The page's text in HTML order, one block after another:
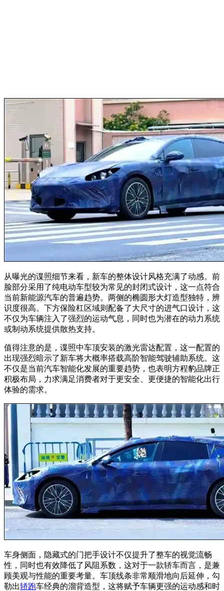
从曝光的谍照细节来看，新车的整体设计风格充满了动感。前
脸部分采用了纯电动车型较为常见的封闭式设计，这一点符合
当前新能源汽车的普遍趋势。两侧的椭圆形大灯造型独特，辨
识度很高。下方保险杠区域则配备了大尺寸的进气口设计，这
不仅为车辆注入了强烈的运动气息，同时也为潜在的动力系统
或制动系统提供散热支持。
值得注意的是，谍照中车顶安装的激光雷达配置，这一配置的
出现强烈暗示了新车将大概率搭载高阶智能驾驶辅助系统。这
不仅是当前汽车智能化发展的重要趋势，也表明方程豹品牌正
积极布局，力求满足消费者对于更安全、更便捷的智能化出行
体验的需求。
车身侧面，隐藏式的门把手设计不仅提升了整车的视觉流畅
性，同时也有效降低了风阻系数，这对于一款轿车而言，是兼
顾美观与性能的重要考量。车顶线条非常顺滑地向后延伸，勾
勒出轿跑车经典的溜背造型，这将赋予车辆更强的运动感和时